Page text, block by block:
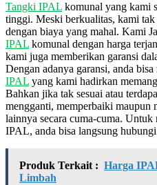
Tangki IPAL komunal yang kami
tinggi. Meski berkualitas, kami
dengan biaya yang mahal. Kami
IPAL komunal dengan harga
kami juga memberikan garansi
Dengan adanya garansi, anda
IPAL yang kami hadirkan
Bahkan jika tak sesuai atau
mengganti, memperbaiki maupun
lainnya secara cuma-cuma.
IPAL, anda bisa langsung
Produk Terkait : Harga
Limbah